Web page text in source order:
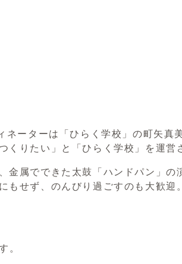
ーターは「ひらく学校」の町矢真
りたい」と「ひらく学校」を運営
属でできた太鼓「ハンドパン」の
もせず、のんびり過ごすのも大歓迎
。